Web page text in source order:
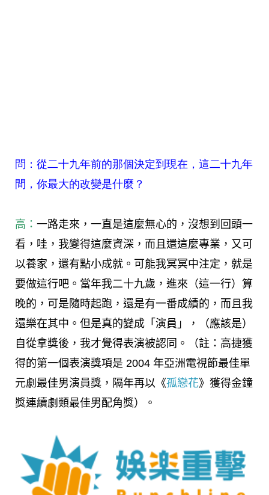
問：從二十九年前的那個決定到現在，這二十九年
間，你最大的改變是什麼？
高： 一路走來，一直是這麼無心的，沒想到回頭一
看，哇，我變得這麼資深，而且還這麼專業，又可
以養家，還有點小成就。可能我冥冥中注定，就是
要做這行吧。當年我二十九歲，進來（這一行）算
晚的，可是隨時起跑，還是有一番成績的，而且我
還樂在其中。但是真的變成「演員」，（應該是）
自從拿獎後，我才覺得表演被認同。（註：高捷獲
得的第一個表演獎項是 2004 年亞洲電視節最佳單
元劇最佳男演員獎，隔年再以《孤戀花》獲得金鐘
獎連續劇類最佳男配角獎）。